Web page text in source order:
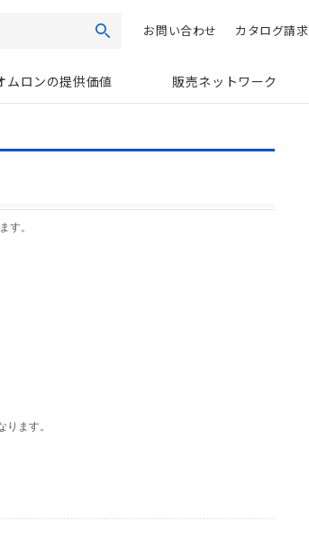
検索お問い合わせ カタログ請求
ムロンの提供価値 販売ネットワーク
す。
ます。